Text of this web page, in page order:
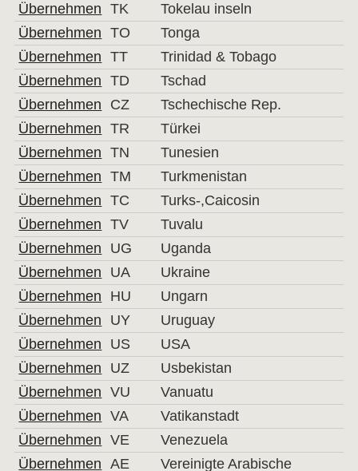
Übernehmen
TK
Tokelau inseln
Übernehmen
TO
Tonga
Übernehmen
TT
Trinidad & Tobago
Übernehmen
TD
Tschad
Übernehmen
CZ
Tschechische Rep.
Übernehmen
TR
Türkei
Übernehmen
TN
Tunesien
Übernehmen
TM
Turkmenistan
Übernehmen
TC
Turks-,Caicosin
Übernehmen
TV
Tuvalu
Übernehmen
UG
Uganda
Übernehmen
UA
Ukraine
Übernehmen
HU
Ungarn
Übernehmen
UY
Uruguay
Übernehmen
US
USA
Übernehmen
UZ
Usbekistan
Übernehmen
VU
Vanuatu
Übernehmen
VA
Vatikanstadt
Übernehmen
VE
Venezuela
Übernehmen
AE Vereinigte Arabische